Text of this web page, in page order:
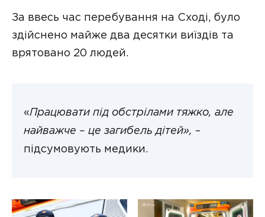
За ввесь час перебування на Сході, було
здійснено майже два десятки виїздів та
врятовано 20 людей.
«Працювати під обстрілами тяжко, але
найважче – це загибель дітей», –
підсумовують медики.